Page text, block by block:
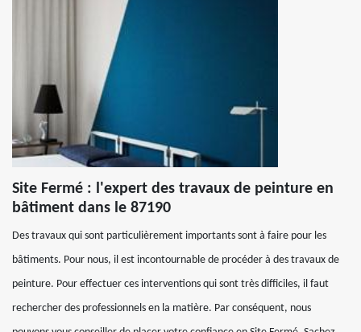
Site Fermé : l'expert des travaux de peinture en
bâtiment dans le 87190
Des travaux qui sont particulièrement importants sont à faire pour les
bâtiments. Pour nous, il est incontournable de procéder à des travaux de
peinture. Pour effectuer ces interventions qui sont très difficiles, il faut
rechercher des professionnels en la matière. Par conséquent, nous